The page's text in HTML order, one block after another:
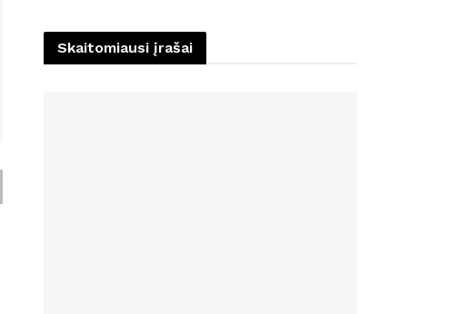
Skaitomiausi įrašai